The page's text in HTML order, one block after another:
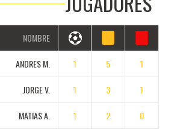
NOMBRE
ANDRES M. 1 5 1
JORGE V. 1 3 1
MATIAS A. 1 2 0